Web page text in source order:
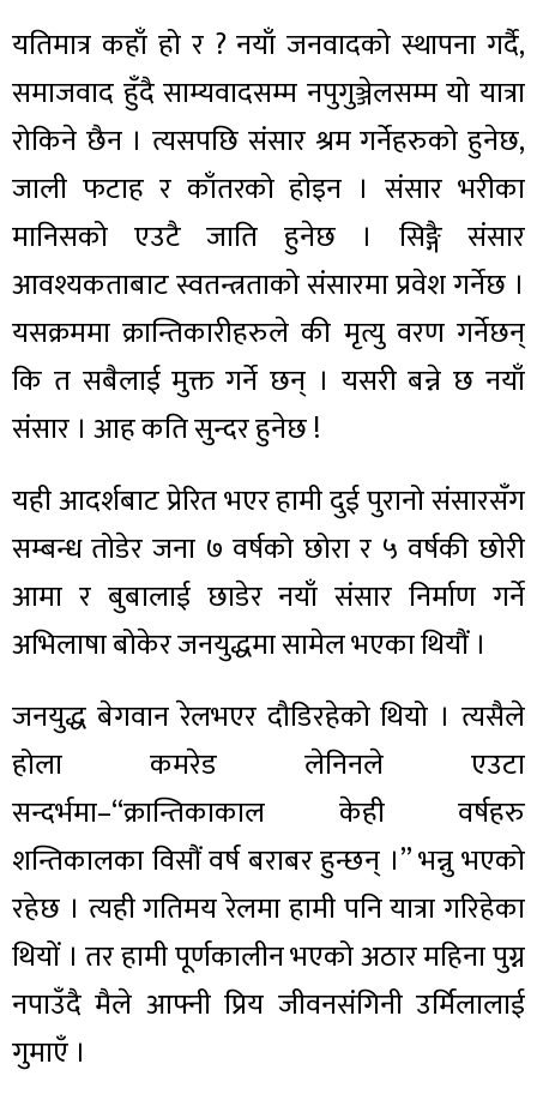
यतिमात्र कहाँ हो र ? नयाँ जनवादको स्थापना गर्दै,
समाजवाद हुँदै साम्यवादसम्म नपुगुञ्जेलसम्म यो यात्रा
रोकिने छैन । त्यसपछि संसार श्रम गर्नेहरुको हुनेछ,
जाली फटाह र काँतरको होइन । संसार भरीका
मानिसको एउटै जाति हुनेछ । सिङ्गै संसार
आवश्यकताबाट स्वतन्त्रताको संसारमा प्रवेश गर्नेछ ।
यसक्रममा क्रान्तिकारीहरुले की मृत्यु वरण गर्नेछन्
कि त सबैलाई मुक्त गर्ने छन् । यसरी बन्ने छ नयाँ
संसार । आह कति सुन्दर हुनेछ !
यही आदर्शबाट प्रेरित भएर हामी दुई पुरानो संसारसँग
सम्बन्ध तोडेर जना ७ वर्षको छोरा र ५ वर्षकी छोरी
आमा र बुबालाई छाडेर नयाँ संसार निर्माण गर्ने
अभिलाषा बोकेर जनयुद्धमा सामेल भएका थियौं ।
जनयुद्ध बेगवान रेलभएर दौडिरहेको थियो । त्यसैले
होला कमरेड लेनिनले एउटा
सन्दर्भमा–“क्रान्तिकाकाल केही वर्षहरु
शन्तिकालका विसौं वर्ष बराबर हुन्छन् ।” भन्नु भएको
रहेछ । त्यही गतिमय रेलमा हामी पनि यात्रा गरिहेका
थियों । तर हामी पूर्णकालीन भएको अठार महिना पुग्न
नपाउँदै मैले आफ्नी प्रिय जीवनसंगिनी उर्मिलालाई
गुमाएँ ।